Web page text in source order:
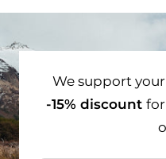
We support
-15% discount for